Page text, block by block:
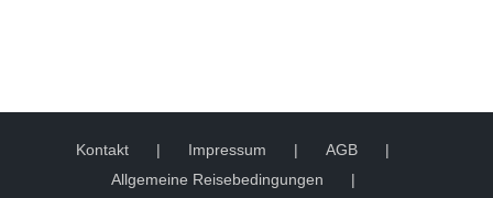
Kontakt Impressum
AGB
Allgemeine Reisebedingungen